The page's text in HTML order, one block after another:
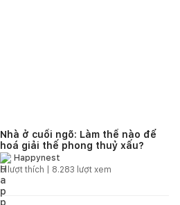
Nhà ở cuối ngõ: Làm thế nào để
hoá giải thế phong thuỷ xấu?
Happynest
5 lượt thích | 8.283 lượt xem